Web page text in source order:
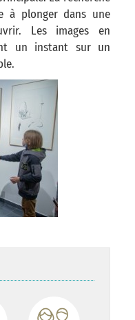
à plonger dans une
Les images en
un instant sur un